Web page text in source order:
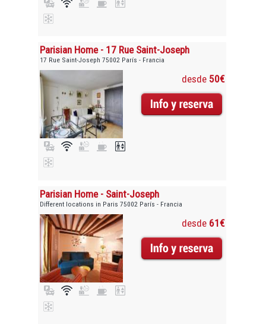
Parisian Home - 17 Rue Saint-Joseph
17 Rue Saint-Joseph 75002 París - Francia
desde 50€
Parisian Home - Saint-Joseph
Different locations in Paris 75002 París - Francia
desde 61€